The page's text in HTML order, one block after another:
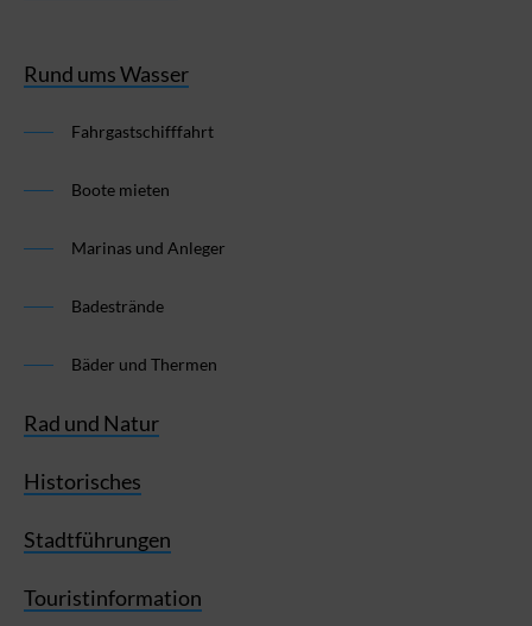
Rund ums Wasser
Fahrgastschifffahrt
Boote mieten
Marinas und Anleger
Badestrände
Bäder und Thermen
Rad und Natur
Historisches
Stadtführungen
Touristinformation